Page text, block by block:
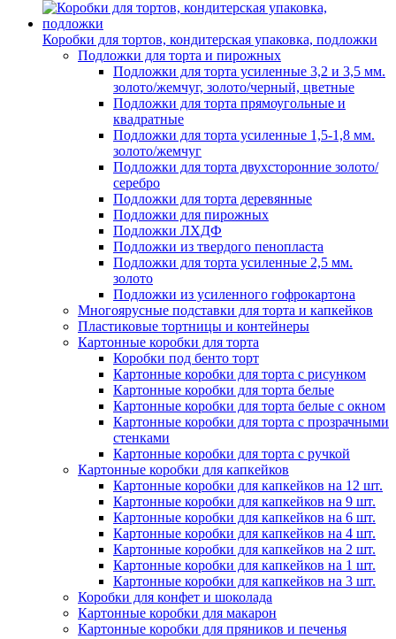
Коробки для тортов, кондитерская упаковка, подложки
Подложки для торта и пирожных
Подложки для торта усиленные 3,2 и 3,5 мм.
золото/жемчуг, золото/черный, цветные
Подложки для торта прямоугольные и
квадратные
Подложки для торта усиленные 1,5-1,8 мм.
золото/жемчуг
Подложки для торта двухсторонние золото/
серебро
Подложки для торта деревянные
Подложки для пирожных
Подложки ЛХДФ
Подложки из твердого пенопласта
Подложки для торта усиленные 2,5 мм.
золото
Подложки из усиленного гофрокартона
Многоярусные подставки для торта и капкейков
Пластиковые тортницы и контейнеры
Картонные коробки для торта
Коробки под бенто торт
Картонные коробки для торта с рисунком
Картонные коробки для торта белые
Картонные коробки для торта белые с окном
Картонные коробки для торта с прозрачными
стенками
Картонные коробки для торта с ручкой
Картонные коробки для капкейков
Картонные коробки для капкейков на 12 шт.
Картонные коробки для капкейков на 9 шт.
Картонные коробки для капкейков на 6 шт.
Картонные коробки для капкейков на 4 шт.
Картонные коробки для капкейков на 2 шт.
Картонные коробки для капкейков на 1 шт.
Картонные коробки для капкейков на 3 шт.
Коробки для конфет и шоколада
Картонные коробки для макарон
Картонные коробки для пряников и печенья